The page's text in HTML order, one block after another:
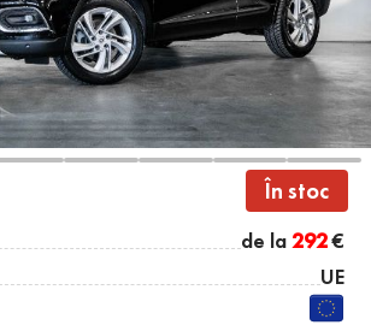
În stoc
de la292€
UE